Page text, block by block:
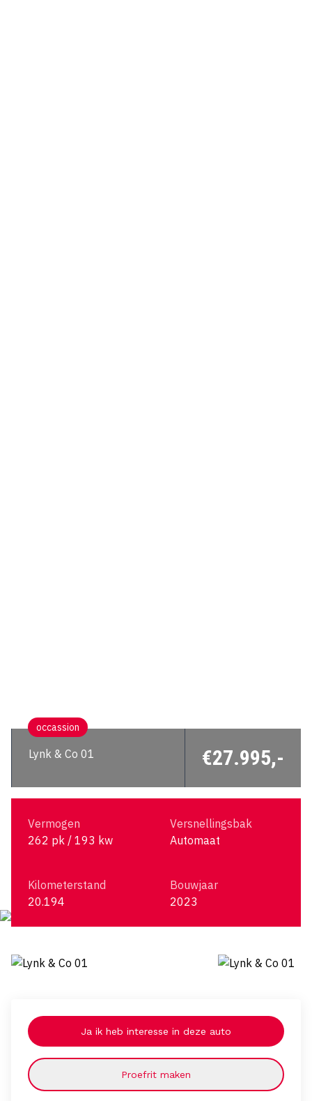
occassion
Lynk & Co 01 €27.995,-
Vermogen
262 pk / 193 kw
Versnellingsbak
Automaat
Kilometerstand
20.194
Bouwjaar
2023
Ja ik heb interesse in deze auto
Proefrit maken